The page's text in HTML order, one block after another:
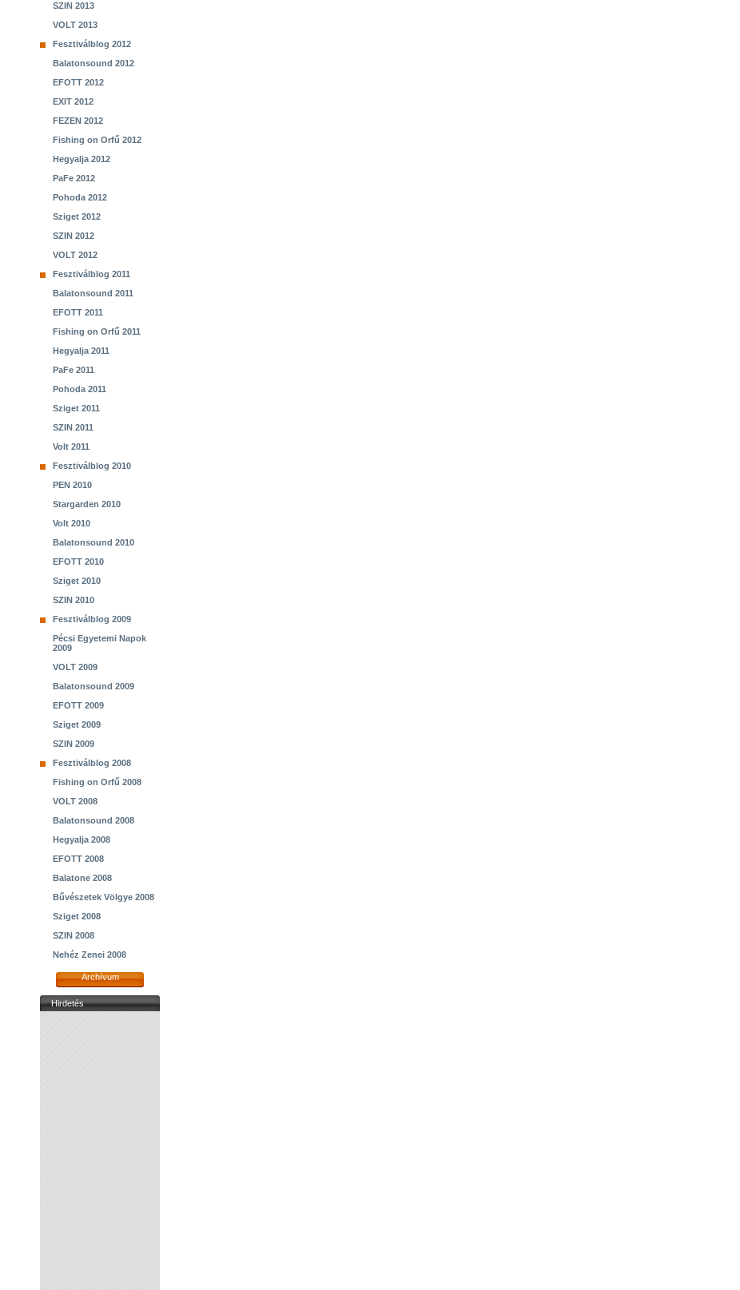
SZIN 2013
VOLT 2013
Fesztiválblog 2012
Balatonsound 2012
EFOTT 2012
EXIT 2012
FEZEN 2012
Fishing on Orfű 2012
Hegyalja 2012
PaFe 2012
Pohoda 2012
Sziget 2012
SZIN 2012
VOLT 2012
Fesztiválblog 2011
Balatonsound 2011
EFOTT 2011
Fishing on Orfű 2011
Hegyalja 2011
PaFe 2011
Pohoda 2011
Sziget 2011
SZIN 2011
Volt 2011
Fesztiválblog 2010
PEN 2010
Stargarden 2010
Volt 2010
Balatonsound 2010
EFOTT 2010
Sziget 2010
SZIN 2010
Fesztiválblog 2009
Pécsi Egyetemi Napok
2009
VOLT 2009
Balatonsound 2009
EFOTT 2009
Sziget 2009
SZIN 2009
Fesztiválblog 2008
Fishing on Orfű 2008
VOLT 2008
Balatonsound 2008
Hegyalja 2008
EFOTT 2008
Balatone 2008
Bűvészetek Völgye 2008
Sziget 2008
SZIN 2008
Nehéz Zenei 2008
Archívum
Hirdetés